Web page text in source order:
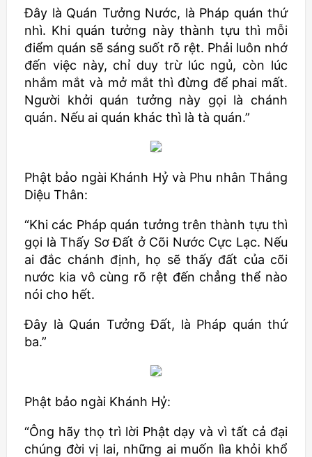
Đây là Quán Tưởng Nước, là Pháp quán thứ
nhì. Khi quán tưởng này thành tựu thì mỗi
điểm quán sẽ sáng suốt rõ rệt. Phải luôn nhớ
đến việc này, chỉ duy trừ lúc ngủ, còn lúc
nhắm mắt và mở mắt thì đừng để phai mất.
Người khởi quán tưởng này gọi là chánh
quán. Nếu ai quán khác thì là tà quán.”
Phật bảo ngài Khánh Hỷ và Phu nhân Thắng
Diệu Thân:
“Khi các Pháp quán tưởng trên thành tựu thì
gọi là Thấy Sơ Đất ở Cõi Nước Cực Lạc. Nếu
ai đắc chánh định, họ sẽ thấy đất của cõi
nước kia vô cùng rõ rệt đến chẳng thể nào
nói cho hết.
Đây là Quán Tưởng Đất, là Pháp quán thứ
ba.”
Phật bảo ngài Khánh Hỷ:
“Ông hãy thọ trì lời Phật dạy và vì tất cả đại
chúng đời vị lai, những ai muốn lìa khỏi khổ